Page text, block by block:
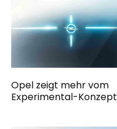
Opel zeigt mehr vom
Experimental-Konzept